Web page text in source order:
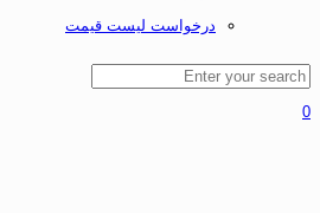
درخواست لیست قیمت
0